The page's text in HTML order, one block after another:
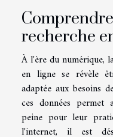
recherche
À l'ère du numérique,
en ligne se révèle
adaptée aux besoins
ces données permet
peine pour leur
l'internet, il est